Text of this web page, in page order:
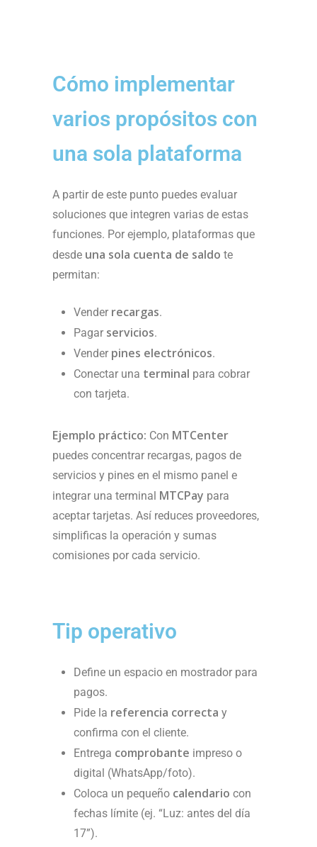
Cómo implementar
varios propósitos con
una sola plataforma
A partir de este punto puedes evaluar
soluciones que integren varias de estas
funciones. Por ejemplo, plataformas que
desde una sola cuenta de saldo te
permitan:
Vender recargas.
Pagar servicios.
Vender pines electrónicos.
Conectar una terminal para cobrar
con tarjeta.
Ejemplo práctico: Con MTCenter
puedes concentrar recargas, pagos de
servicios y pines en el mismo panel e
integrar una terminal MTCPay para
aceptar tarjetas. Así reduces proveedores,
simplificas la operación y sumas
comisiones por cada servicio.
Tip operativo
Define un espacio en mostrador para
pagos.
Pide la referencia correcta y
confirma con el cliente.
Entrega comprobante impreso o
digital (WhatsApp/foto).
Coloca un pequeño calendario con
fechas límite (ej. “Luz: antes del día
17”).